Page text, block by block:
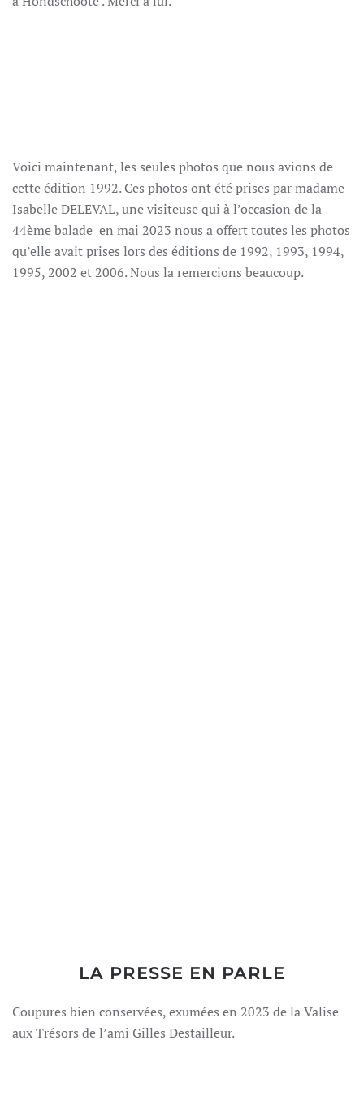
Voici maintenant, les seules photos que nous avions de
cette édition 1992. Ces photos ont été prises par madame
Isabelle DELEVAL, une visiteuse qui à l’occasion de la
44ème balade en mai 2023 nous a offert toutes les photos
qu’elle avait prises lors des éditions de 1992, 1993, 1994,
1995, 2002 et 2006. Nous la remercions beaucoup.
LA PRESSE EN PARLE
Coupures bien conservées, exumées en 2023 de la Valise
aux Trésors de l’ami Gilles Destailleur.